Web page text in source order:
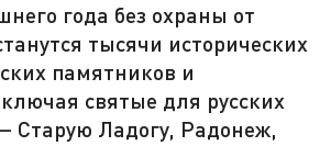
года без охраны от
тысячи исторических
памятников и
святые для русских
Старую Ладогу, Радонеж,